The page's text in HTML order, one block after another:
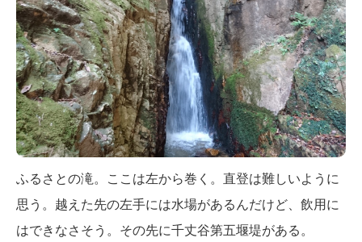
ふるさとの滝。ここは左から巻く。直登は難しいように
思う。越えた先の左手には水場があるんだけど、飲用に
はできなさそう。その先に千丈谷第五堰堤がある。